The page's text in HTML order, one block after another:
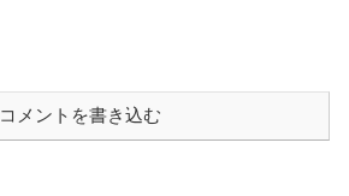
コメントを書き込む